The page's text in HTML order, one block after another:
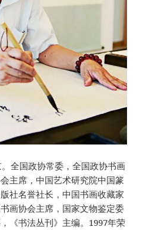
全国政协常委，全国政协书画
主席，中国艺术研究院中国篆
社名誉社长，中国书画收藏家
画协会主席，国家文物鉴定委
《书法丛刊》主编。1997年荣